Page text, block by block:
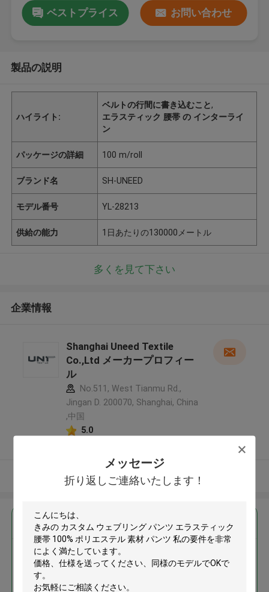
メッセージ
折り返しご連絡いたします！
ベストプライス お問い合わせ
製品の説明
ハイライト:
ベルトの行間に書き込むこと,
エラスティック 腰帯 の インターライ
ン
パッケージの詳細 100 m/roll
ブランド名 SH-UNEED
モデル番号 YL-28213
供給の能力 1日あたりの130000メートル
多くを見て下さい
企業情報
Shanghai Uneed Textile
Co.,Ltd メーカープロフィー
ル
No.511, West Tianmu Rd.,
Jingan D. 200070, Shanghai, China
,中国
5.0
多くを見て下さい
最高の価格で
カスタム ウェブリング パンツ エ
ラスティック 腰帯 100% ポリエ
ステル 素材 パンツ